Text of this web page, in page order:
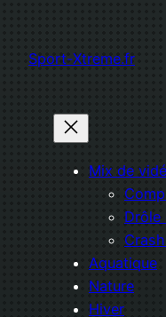
contenu
Sport-Xtreme.fr
Mix de
Drôle
Aquatique
Nature
Hiver